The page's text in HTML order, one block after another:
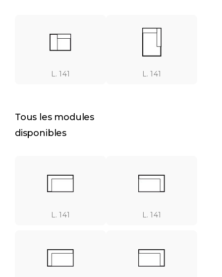
L. 141 L. 141
Tous les modules
disponibles
L. 141 L. 141